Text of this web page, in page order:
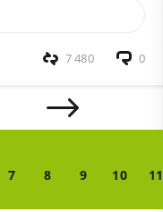
0
7 480
7 8 9 10 11